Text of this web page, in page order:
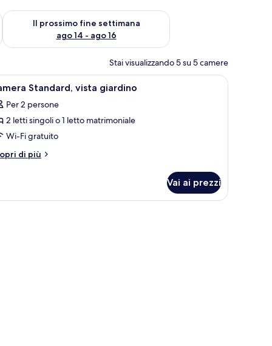
ago 7 - ago 9
Il prossimo fine settimana
ago 14 - ago 16
Verifica la disponibilità per il prossimo fine settimana, ago 14
Stai visualizzando 5 su 5 camere
tende oscuranti Biancheria da letto ipoallergenica, una
4 Standard, vista giardino
Per 2 persone
2 letti singoli o 1 letto matrimoniale
Wi-Fi gratuito
di più
Vai ai prezzi
ipoallergenica, una scrivania, tende oscuranti